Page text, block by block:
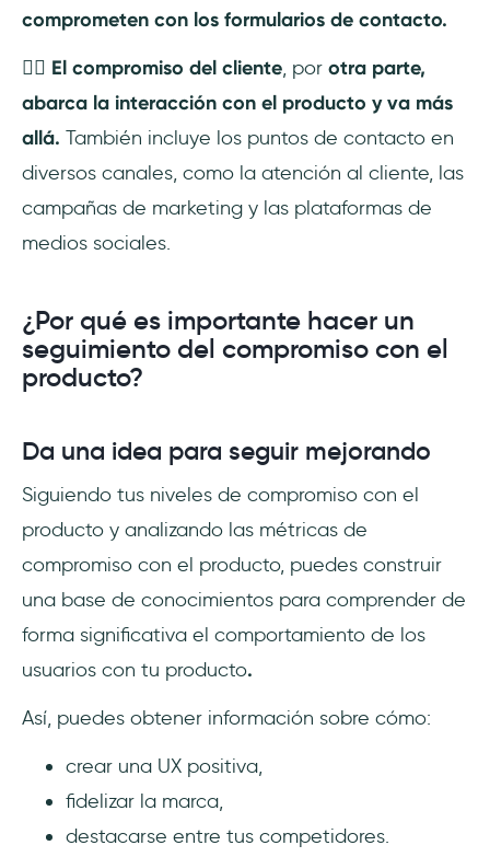
comprometen con los formularios de contacto.
👉🏽 El compromiso del cliente, por otra parte,
abarca la interacción con el producto y va más
allá. También incluye los puntos de contacto en
diversos canales, como la atención al cliente, las
campañas de marketing y las plataformas de
medios sociales.
¿Por qué es importante hacer un
seguimiento del compromiso con el
producto?
Da una idea para seguir mejorando
Siguiendo tus niveles de compromiso con el
producto y analizando las métricas de
compromiso con el producto, puedes construir
una base de conocimientos para comprender de
forma significativa el comportamiento de los
usuarios con tu producto.
Así, puedes obtener información sobre cómo:
crear una UX positiva,
fidelizar la marca,
destacarse entre tus competidores.